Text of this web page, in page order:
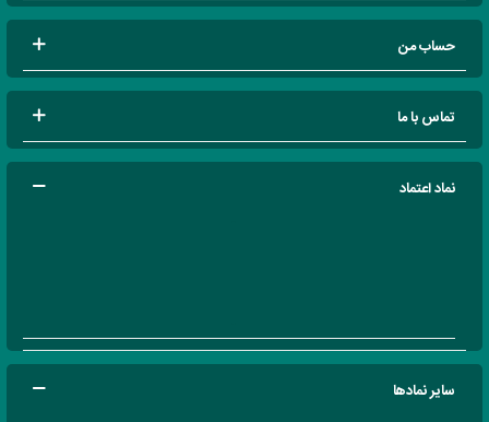
حساب من
تماس با ما
نماد اعتماد
سایر نمادها